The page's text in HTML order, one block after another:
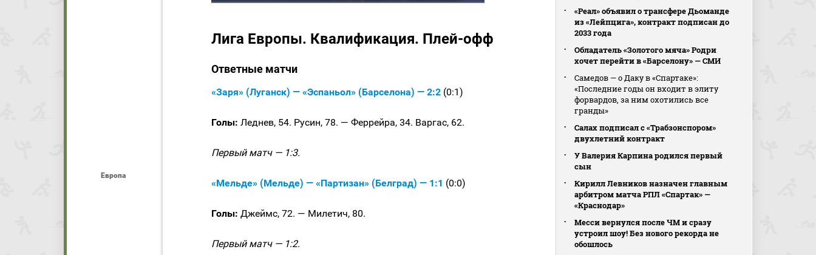
Европа
Лига Европы. Квалификация. Плей-офф
Ответные матчи
«Заря» (Луганск) — «Эспаньол» (Барселона) — 2:2 (0:1)
Голы: Леднев, 54. Русин, 78. — Феррейра, 34. Варгас, 62.
Первый матч — 1:3.
«Мельде» (Мельде) — «Партизан» (Белград) — 1:1 (0:0)
Голы: Джеймс, 72. — Милетич, 80.
Первый матч — 1:2.
«Реал» объявил о трансфере Дьоманде
из «Лейпцига», контракт подписан до
2033 года
Обладатель «Золотого мяча» Родри
хочет перейти в «Барселону» — СМИ
Самедов — о Даку в «Спартаке»:
«Последние годы он входит в элиту
форвардов, за ним охотились все
гранды»
Салах подписал с «Трабзонспором»
двухлетний контракт
У Валерия Карпина родился первый
сын
Кирилл Левников назначен главным
арбитром матча РПЛ «Спартак» —
«Краснодар»
Месси вернулся после ЧМ и сразу
устроил шоу! Без нового рекорда не
обошлось